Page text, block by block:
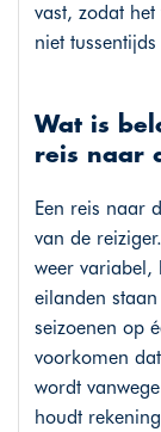
vast, zodat
niet
Wat is
reis naar
Een reis naar
van de
weer variabel,
eilanden
seizoenen op
voorkomen
wordt
houdt